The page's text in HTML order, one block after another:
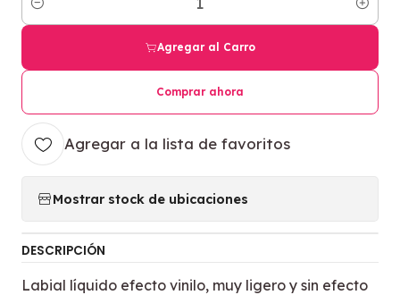
Cantidad
Agregar al Carro
Comprar ahora
Agregar a la lista de favoritos
Mostrar stock de ubicaciones
DESCRIPCIÓN
Labial líquido efecto vinilo, muy ligero y sin efecto